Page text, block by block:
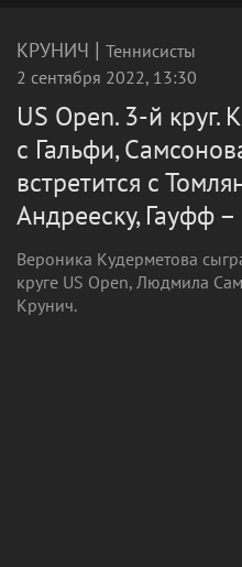
КРУНИЧ | Теннисисты
2 сентября 2022, 13:30
US Open. 3-й круг.
с Гальфи,
встретится с
Андрееску, Гауфф
Вероника Кудерметова
круге US Open, Людмила
Крунич.